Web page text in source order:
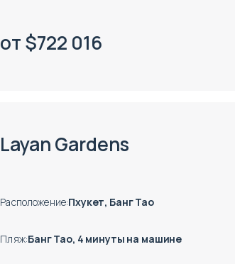
от$722 016
Layan Gardens
Расположение:Пхукет, Банг Тао
Пляж:Банг Тао, 4 минуты на машине